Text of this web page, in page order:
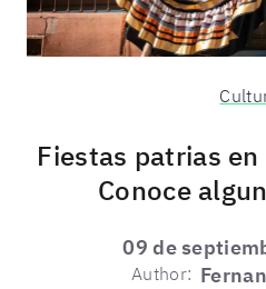
Fiestas patrias
Conoce
09 de
Author: